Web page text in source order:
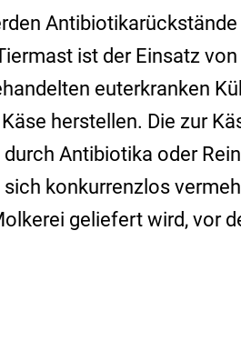
ist der Einsatz
euterkranken
herstellen. Die zur
durch Antibiotika oder
konkurrenzlos
geliefert wird, vor